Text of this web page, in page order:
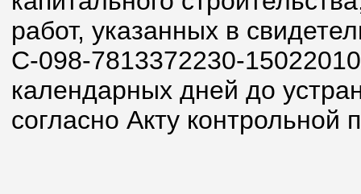
работ, указанных в
С-098-7813372230-
календарных дней до
согласно Акту контрольной